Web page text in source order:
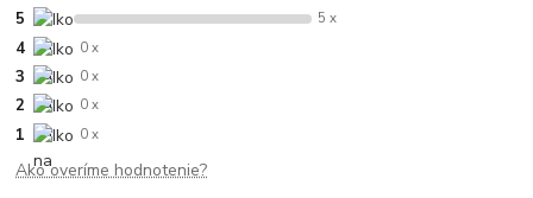
5 5 x
4 0 x
3 0 x
2 0 x
1 0 x
Ako overíme hodnotenie?